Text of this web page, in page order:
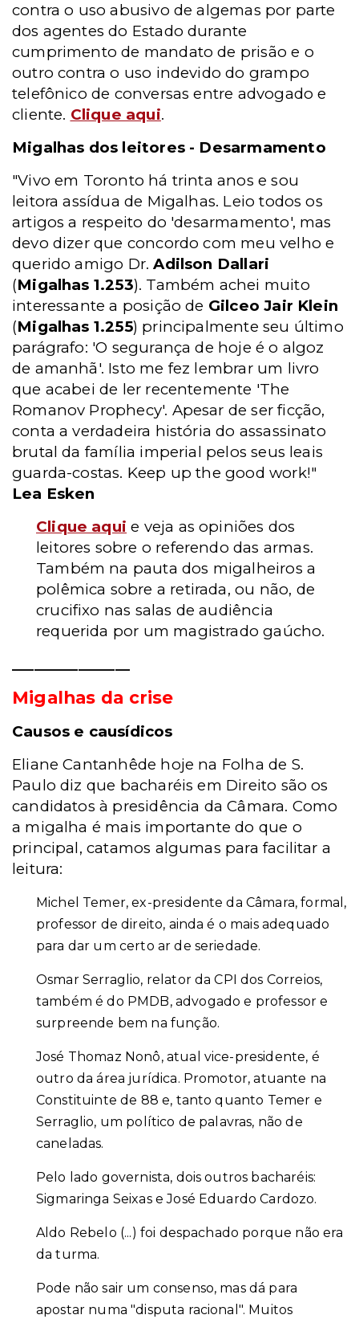
contra o uso abusivo de algemas por parte
dos agentes do Estado durante
cumprimento de mandato de prisão e o
outro contra o uso indevido do grampo
telefônico de conversas entre advogado e
cliente. Clique aqui.
Migalhas dos leitores - Desarmamento
"Vivo em Toronto há trinta anos e sou
leitora assídua de Migalhas. Leio todos os
artigos a respeito do 'desarmamento', mas
devo dizer que concordo com meu velho e
querido amigo Dr.Adilson Dallari
(Migalhas 1.253). Também achei muito
interessante a posição de Gilceo Jair Klein
(Migalhas 1.255) principalmente seu último
parágrafo: 'O segurança de hoje é o algoz
de amanhã'. Isto me fez lembrar um livro
que acabei de ler recentemente 'The
Romanov Prophecy'. Apesar de ser ficção,
conta a verdadeira história do assassinato
brutal da família imperial pelos seus leais
guarda-costas. Keep up the good work!"
Lea Esken
Clique aqui e veja as opiniões dos
leitores sobre o referendo das armas.
Também na pauta dos migalheiros a
polêmica sobre a retirada, ou não, de
crucifixo nas salas de audiência
requerida por um magistrado gaúcho.
Migalhas da crise
Causos e causídicos
Eliane Cantanhêde hoje na Folha de S.
Paulo diz que bacharéis em Direito são os
candidatos à presidência da Câmara. Como
a migalha é mais importante do que o
principal, catamos algumas para facilitar a
leitura:
Michel Temer, ex-presidente da Câmara, formal,
professor de direito, ainda é o mais adequado
para dar um certo ar de seriedade.
Osmar Serraglio, relator da CPI dos Correios,
também é do PMDB, advogado e professor e
surpreende bem na função.
José Thomaz Nonô, atual vice-presidente, é
outro da área jurídica. Promotor, atuante na
Constituinte de 88 e, tanto quanto Temer e
Serraglio, um político de palavras, não de
caneladas.
Pelo lado governista, dois outros bacharéis:
Sigmaringa Seixas e José Eduardo Cardozo.
Aldo Rebelo (...) foi despachado porque não era
da turma.
Pode não sair um consenso, mas dá para
apostar numa "disputa racional". Muitos